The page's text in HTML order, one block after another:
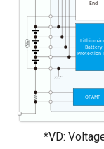
End
OPAMP
Lithium-
Battery
Protection
*VD: